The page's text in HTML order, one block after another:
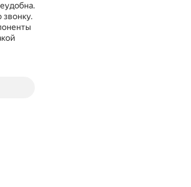
звонку.